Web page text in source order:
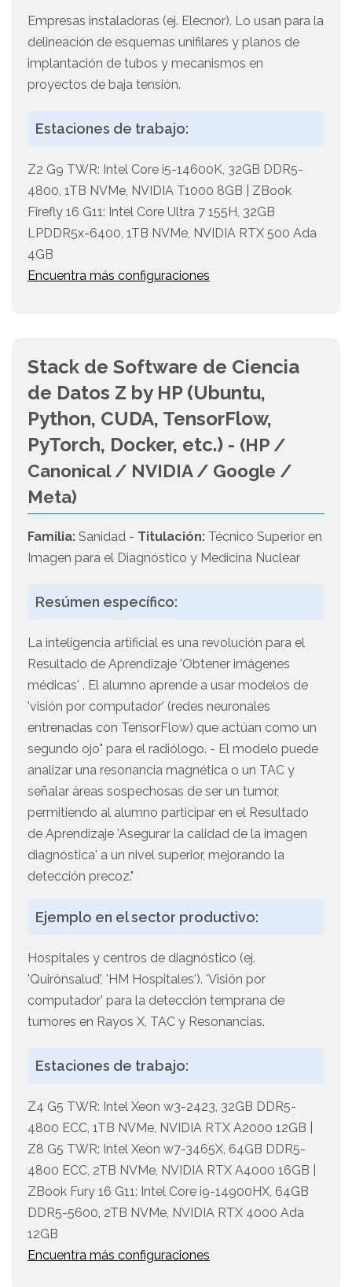
Empresas instaladoras (ej. Elecnor). Lo usan para la
delineación de esquemas unifilares y planos de
implantación de tubos y mecanismos en
proyectos de baja tensión.
Estaciones de trabajo:
Z2 G9 TWR: Intel Core i5-14600K, 32GB DDR5-
4800, 1TB NVMe, NVIDIA T1000 8GB | ZBook
Firefly 16 G11: Intel Core Ultra 7 155H, 32GB
LPDDR5x-6400, 1TB NVMe, NVIDIA RTX 500 Ada
4GB
Encuentra más configuraciones
Stack de Software de Ciencia
de Datos Z by HP (Ubuntu,
Python, CUDA, TensorFlow,
PyTorch, Docker, etc.) - (HP /
Canonical / NVIDIA / Google /
Meta)
Familia: Sanidad - Titulación: Técnico Superior en
Imagen para el Diagnóstico y Medicina Nuclear
Resúmen específico:
La inteligencia artificial es una revolución para el
Resultado de Aprendizaje 'Obtener imágenes
médicas' . El alumno aprende a usar modelos de
'visión por computador' (redes neuronales
entrenadas con TensorFlow) que actúan como un
segundo ojo" para el radiólogo. - El modelo puede
analizar una resonancia magnética o un TAC y
señalar áreas sospechosas de ser un tumor,
permitiendo al alumno participar en el Resultado
de Aprendizaje 'Asegurar la calidad de la imagen
diagnóstica' a un nivel superior, mejorando la
detección precoz."
Ejemplo en el sector productivo:
Hospitales y centros de diagnóstico (ej.
'Quirónsalud', 'HM Hospitales'). 'Visión por
computador' para la detección temprana de
tumores en Rayos X, TAC y Resonancias.
Estaciones de trabajo:
Z4 G5 TWR: Intel Xeon w3-2423, 32GB DDR5-
4800 ECC, 1TB NVMe, NVIDIA RTX A2000 12GB |
Z8 G5 TWR: Intel Xeon w7-3465X, 64GB DDR5-
4800 ECC, 2TB NVMe, NVIDIA RTX A4000 16GB |
ZBook Fury 16 G11: Intel Core i9-14900HX, 64GB
DDR5-5600, 2TB NVMe, NVIDIA RTX 4000 Ada
12GB
Encuentra más configuraciones